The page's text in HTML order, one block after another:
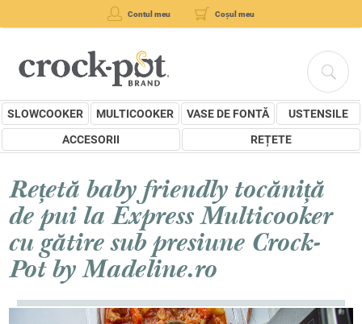
Contul meu Coșul meu
SLOWCOOKER MULTICOOKER VASE DE FONTĂ
USTENSILE
ACCESORII
REȚETE
Rețetă baby friendly tocăniță
de pui la Express Multicooker
cu gătire sub presiune Crock-
Pot by Madeline.ro